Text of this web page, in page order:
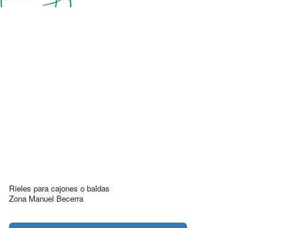
Rieles para cajones o baldas
Zona Manuel Becerra